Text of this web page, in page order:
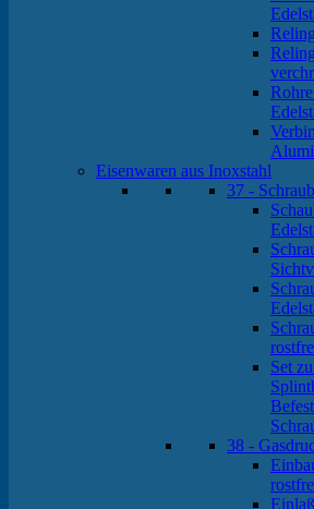
Eisenwaren aus Inoxstahl
37 -
Set
38 -